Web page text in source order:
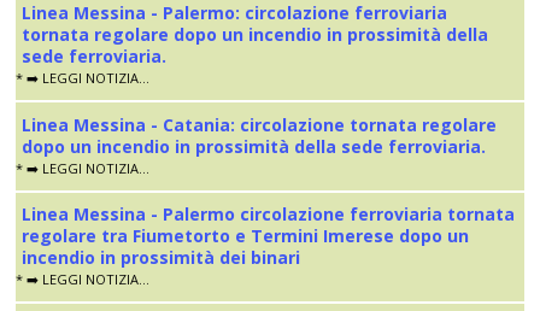
Linea Messina - Palermo: circolazione ferroviaria
tornata regolare dopo un incendio in prossimità della
sede ferroviaria.
* ➡️ LEGGI NOTIZIA...
Linea Messina - Catania: circolazione tornata regolare
dopo un incendio in prossimità della sede ferroviaria.
* ➡️ LEGGI NOTIZIA...
Linea Messina - Palermo circolazione ferroviaria tornata
regolare tra Fiumetorto e Termini Imerese dopo un
incendio in prossimità dei binari
* ➡️ LEGGI NOTIZIA...